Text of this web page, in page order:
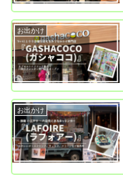
お出かけ
お出かけ